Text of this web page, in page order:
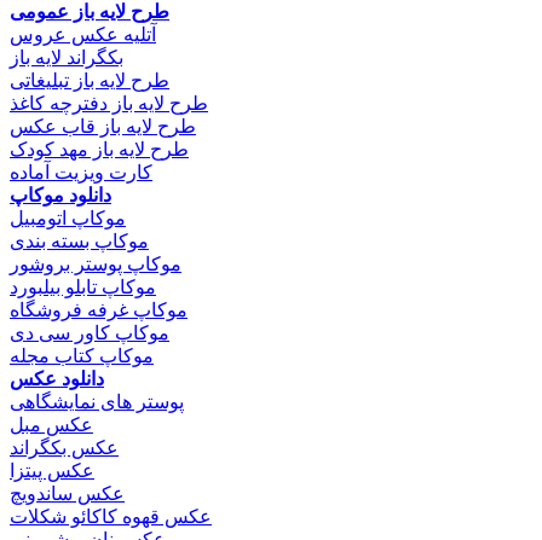
طرح لایه باز عمومی
آتلیه عکس عروس
بکگراند لایه باز
طرح لایه باز تبلیغاتی
طرح لایه باز دفترچه کاغذ
طرح لایه باز قاب عکس
طرح لایه باز مهد کودک
کارت ویزیت آماده
دانلود موکاپ
موکاپ اتومبیل
موکاپ بسته بندی
موکاپ پوستر بروشور
موکاپ تابلو بیلبورد
موکاپ غرفه فروشگاه
موکاپ کاور سی دی
موکاپ کتاب مجله
دانلود عکس
پوستر های نمایشگاهی
عکس مبل
عکس بکگراند
عکس پیتزا
عکس ساندویچ
عکس قهوه کاکائو شکلات